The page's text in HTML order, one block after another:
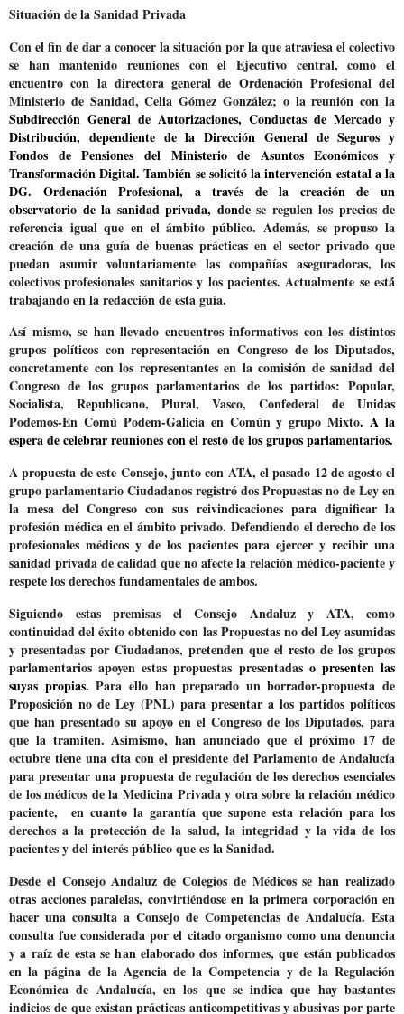
Situación de la Sanidad Privada
Con el fin dedar a conocer la situación por la que atraviesa el colectivo
se han mantenido reuniones con el Ejecutivo central, como el
encuentro con la directora general de Ordenación Profesional del
Ministerio de Sanidad, Celia Gómez González; o la reunión con la
Subdirección General de Autorizaciones, Conductas de Mercado y
Distribución, dependiente de la Dirección General de Seguros y
Fondos de Pensiones del Ministerio de Asuntos Económicos y
Transformación Digital. También se solicitóla intervención estatal a la
DG. Ordenación Profesional, a través de la creación de un
observatorio de la sanidad privada, donde se regulen los precios de
referencia igual que en el ámbito público. Además, se propuso la
creación de una guía de buenas prácticas en el sector privado que
puedan asumir voluntariamente las compañías aseguradoras, los
colectivos profesionales sanitarios y los pacientes. Actualmente se está́
trabajando en la redacción de esta guía.
Así mismo, se han llevado encuentros informativos con los distintos
grupos políticos con representación en Congreso de los Diputados,
concretamente con los representantes en la comisión de sanidad del
Congreso de los grupos parlamentarios de los partidos: Popular,
Socialista, Republicano, Plural, Vasco, Confederal de Unidas
Podemos-En Comú Podem-Galicia en Común y grupo Mixto. A la
espera de celebrar reuniones con el resto de los grupos parlamentarios.
A propuesta de este Consejo, junto con ATA, el pasado 12 de agosto el
grupo parlamentario Ciudadanos registró dosPropuestas no de Ley en
la mesa del Congreso con sus reivindicaciones para dignificar la
profesión médica en el ámbito privado. Defendiendo el derecho de los
profesionales médicos y de los pacientes para ejercer y recibir una
sanidad privada de calidad que no afecte la relación médico-paciente y
respete los derechos fundamentales de ambos.
Siguiendo estas premisas el Consejo Andaluz y ATA, como
continuidad del éxito obtenido con las Propuestas no del Ley asumidas
y presentadas por Ciudadanos, pretenden que el resto de los grupos
parlamentarios apoyen estas propuestas presentadas o presenten las
suyas propias.Para ello han preparado un borrador-propuesta de
Proposición no de Ley (PNL) para presentar a los partidos políticos
que han presentado su apoyo en el Congreso de los Diputados, para
que la tramiten. Asimismo, han anunciado que el próximo 17 de
octubre tiene una cita con el presidente del Parlamento de Andalucía
para presentar una propuesta de regulación de los derechos esenciales
de los médicos de la Medicina Privaday otra sobre la relación médico
paciente,
en cuanto la garantía que supone esta relación para los
derechos a la protección de la salud, la integridad y la vida de los
pacientes y del interés público que es la Sanidad.
Desde el Consejo Andaluz de Colegios de Médicos se han realizado
otras acciones paralelas, convirtiéndose en la primera corporación en
hacer una consulta a Consejo de Competencias de Andalucía. Esta
consulta fue considerada por el citado organismo como una denuncia
y a raíz de esta se han elaborado dos informes, que están publicados
en la página de la Agencia de la Competencia y de la Regulación
Económica de Andalucía, en los que se indica que hay bastantes
indicios de que existan prácticas anticompetitivas y abusivas por parte